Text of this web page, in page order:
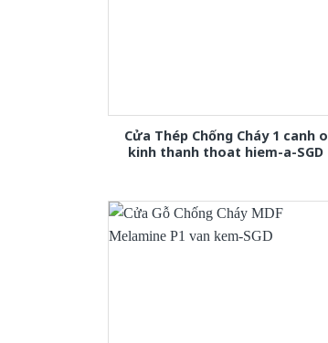
Cửa Thép Chống Cháy 1 canh o
kinh thanh thoat hiem-a-SGD